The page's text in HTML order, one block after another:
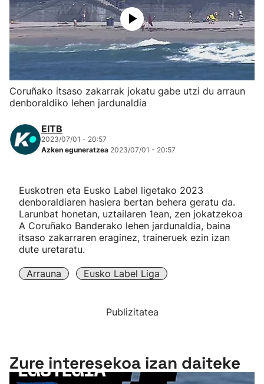
Herri-kirolak
Eskubaloia
Kirolak 360
Mendi-lasterketak
"Helmuga"
Coruñako itsaso zakarrak jokatu gabe utzi du arraun
denboraldiko lehen jardunaldia
EITB
2023/07/01 - 20:57
Azken eguneratzea 2023/07/01 - 20:57
Euskotren eta Eusko Label ligetako 2023
denboraldiaren hasiera bertan behera geratu da.
Larunbat honetan, uztailaren 1ean, zen jokatzekoa
A Coruñako Banderako lehen jardunaldia, baina
itsaso zakarraren eraginez, traineruek ezin izan
dute uretaratu.
Arrauna Eusko Label Liga
Publizitatea
Zure interesekoa izan daiteke